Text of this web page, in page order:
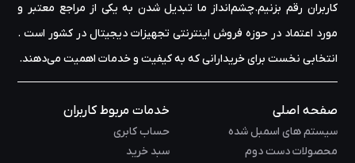
شده‌اند. چه به دنبال کارت گرافیک، مادربرد یا منبع تغذیه جدید باشید،
EVGA شرکتی است که ارزش بررسی دارد. EVGA با تمرکز بر کیفیت، نوآوری
و پشتیبانی از مشتری، مطمئناً تا سال‌های آینده همچنان یک بازیگر پیشرو
در صنعت سخت‌افزار رایانه خواهد بود.
کاربران رقم بزنیم.چشم‌انداز ما تبدیل شدن به یکی از مراجع معتبر و
مورد اعتماد در حوزه‌ فروش اینترنتی تجهیزات دیجیتال در کشور است .
انتخابی نخست برای خریدارانی که به کیفیت و خدمات اهمیت می‌دهند.
صفحه اصلی
سیستم های اسمبل شده
محصولات دست دوم
خدمات مربوط کاربران
حساب کابری
سبد خرید